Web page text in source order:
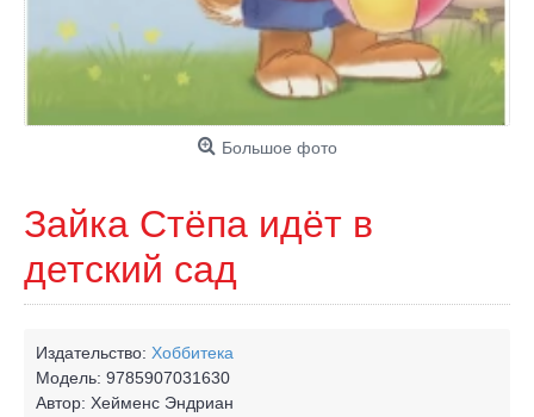
Большое фото
Зайка Стёпа идёт в
детский сад
Издательство: Хоббитека
Модель: 9785907031630
Автор: Хейменс Эндриан